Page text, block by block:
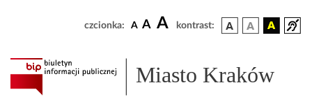
czcionka: A A A kontrast:
Miasto Kraków